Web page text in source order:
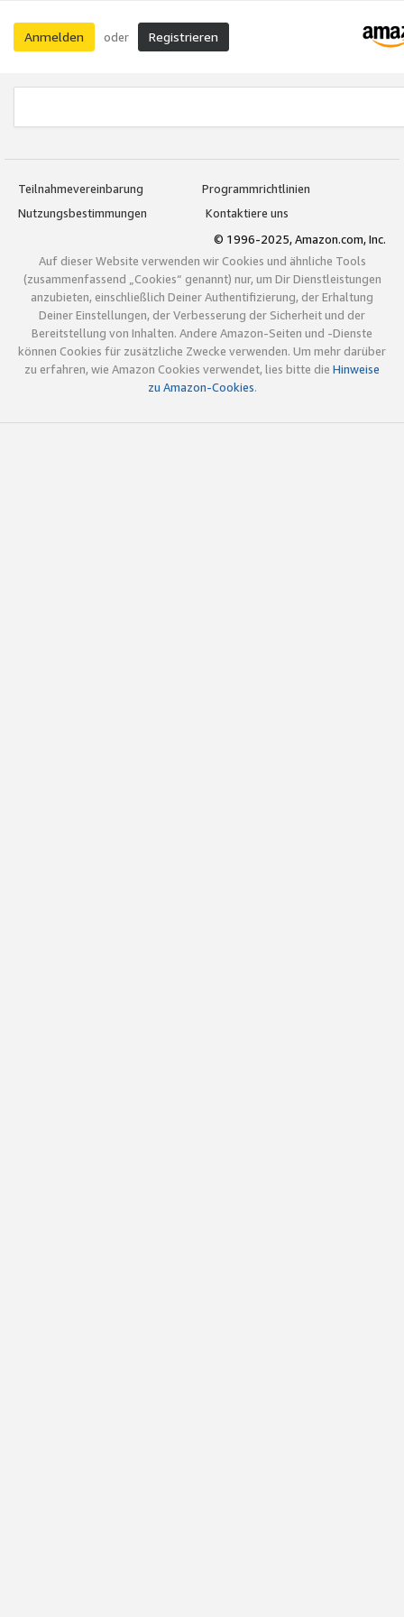
Anmelden oder Registrieren
Teilnahmevereinbarung
Programmrichtlinien
Nutzungsbestimmungen
Kontaktiere uns
© 1996-2025, Amazon.com, Inc.
Auf dieser Website verwenden wir Cookies und ähnliche Tools
(zusammenfassend „Cookies“ genannt) nur, um Dir Dienstleistungen
anzubieten, einschließlich Deiner Authentifizierung, der Erhaltung
Deiner Einstellungen, der Verbesserung der Sicherheit und der
Bereitstellung von Inhalten. Andere Amazon-Seiten und -Dienste
können Cookies für zusätzliche Zwecke verwenden. Um mehr darüber
zu erfahren, wie Amazon Cookies verwendet, lies bitte die Hinweise
zu Amazon-Cookies.